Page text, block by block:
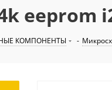
eeprom
КОМПОНЕНТЫ -